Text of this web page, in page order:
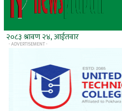
२०८३ श्रावण २४, आईतवार
- ADVERTISEMENT -